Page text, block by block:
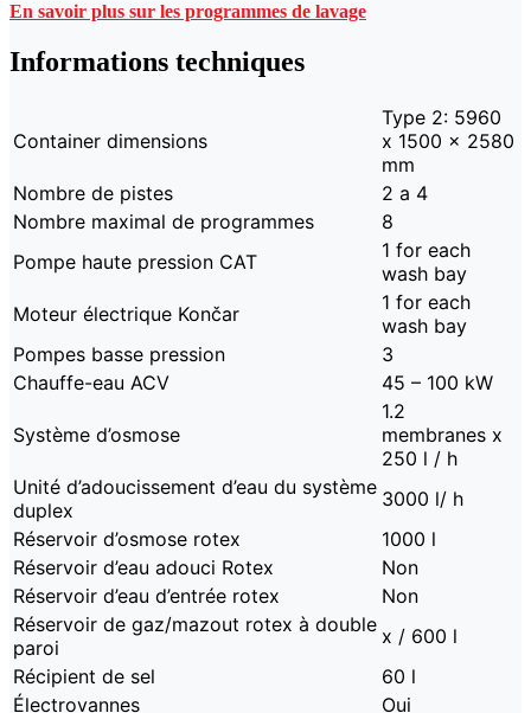
En savoir plus sur les programmes de lavage
Informations techniques
Container dimensions
Type 2: 5960
x 1500 x 2580
mm
Nombre de pistes
2 a 4
Nombre maximal de programmes
8
Pompe haute pression CAT
1 for each
wash bay
Moteur électrique Končar
1 for each
wash bay
Pompes basse pression
3
Chauffe-eau ACV
45 – 100 kW
Système d’osmose
1.2
membranes x
250 l / h
Unité d’adoucissement d’eau du système
duplex
3000 l/ h
Réservoir d’osmose rotex
1000 l
Réservoir d’eau adouci Rotex
Non
Réservoir d’eau d’entrée rotex
Non
Réservoir de gaz/mazout rotex à double
paroi
x / 600 l
Récipient de sel
60 l
Électrovannes
Oui